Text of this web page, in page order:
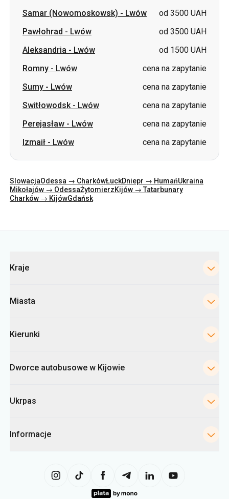
Samar (Nowomoskowsk) - Lwów
od 3500 UAH
Pawłohrad - Lwów
od 3500 UAH
Aleksandria - Lwów
od 1500 UAH
Romny - Lwów
cena na zapytanie
Sumy - Lwów
cena na zapytanie
Switłowodsk- Lwów
cena na zapytanie
Perejasław - Lwów
cena na zapytanie
Izmaił - Lwów cena na zapytanie
SlowacjaOdessa → CharkówŁuckDniepr → HumańUkraina
Mikołajów → OdessaŻytomierzKijów → Tatarbunary
Charków → KijówGdańsk
Kraje
Miasta
Kierunki
Dworce autobusowe w Kijowie
Ukrpas
Informacje